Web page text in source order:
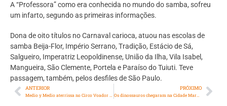
A “Professora” como era conhecida no mundo do samba, sofreu
um infarto, segundo as primeiras informações.
Dona de oito títulos no Carnaval carioca, atuou nas escolas de
samba Beija-Flor, Império Serrano, Tradição, Estácio de Sá,
Salgueiro, Imperatriz Leopoldinense, União da Ilha, Vila Isabel,
Mangueira, São Clemente, Portela e Paraíso do Tuiuti. Teve
passagem, também, pelos desfiles de São Paulo.
ANTERIOR
Medio y Medio aterrissa no Circo Voador em agosto
PRÓXIMO
Os dinossauros chegaram na Cidade Maravilhosa